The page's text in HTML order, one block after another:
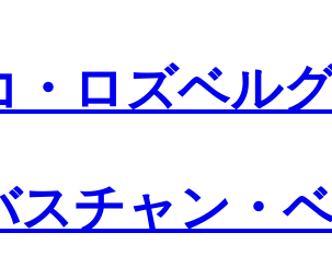
・ロズベル
スチャン・